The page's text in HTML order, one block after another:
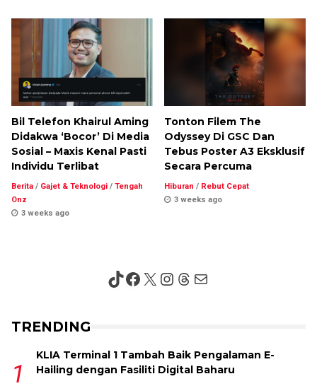
Bil Telefon Khairul Aming
Didakwa ‘Bocor’ Di Media
Sosial – Maxis Kenal Pasti
Individu Terlibat
Berita / Gajet & Teknologi / Tengah
Onz
3 weeks ago
Tonton Filem The
Odyssey Di GSC Dan
Tebus Poster A3 Eksklusif
Secara Percuma
Hiburan / Rebut Cepat
3 weeks ago
TikTok
Facebook
X Instagram
Threads
Mail
TRENDING
KLIA Terminal 1 Tambah Baik Pengalaman E-
Hailing dengan Fasiliti Digital Baharu